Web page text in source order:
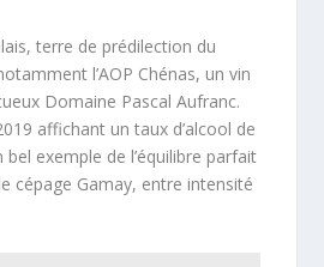
terre de prédilection du
l’AOP Chénas, un vin
Domaine Pascal Aufranc.
affichant un taux d’alcool de
bel exemple de l’équilibre parfait
cépage Gamay, entre intensité